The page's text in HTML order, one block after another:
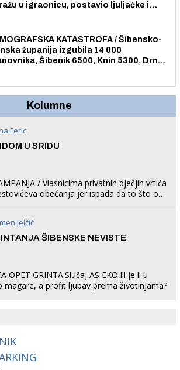
u igraonicu, postavio ljuljačke i
KATASTROFA / Šibensko-
županija izgubila 14 000
Šibenik 6500, Knin 5300, Drniš
Kolumne
Ferić
U SRIDU
/ Vlasnicima privatnih dječjih vrtića
obećanja jer ispada da to što oni
Jelčić
ŠIBENSKE NEVISTE
OPET GRINTA:Slučaj AS EKO ili je li u
magare, a profit ljubav prema životinjama?